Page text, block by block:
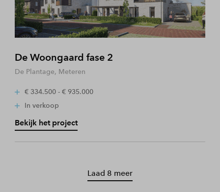
De Woongaard fase 2
De Plantage, Meteren
€ 334.500 - € 935.000
In verkoop
Bekijk het project
Laad 8 meer